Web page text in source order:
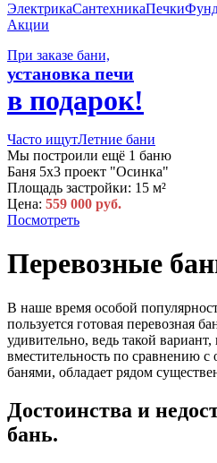
ЭлектрикаСантехникаПечки
Акции
При заказе бани,
установка печи
в подарок!
Часто ищутЛетние бани
Мы построили ещё 1 баню
Баня 5х3 проект "Осинка"
Площадь застройки: 15 м²
Цена: 559 000 руб.
Посмотреть
Перевозные
В наше время особой
пользуется готовая перевозная
удивительно, ведь такой
вместительность по сравнению
банями, обладает рядом
Достоинства и
бань.